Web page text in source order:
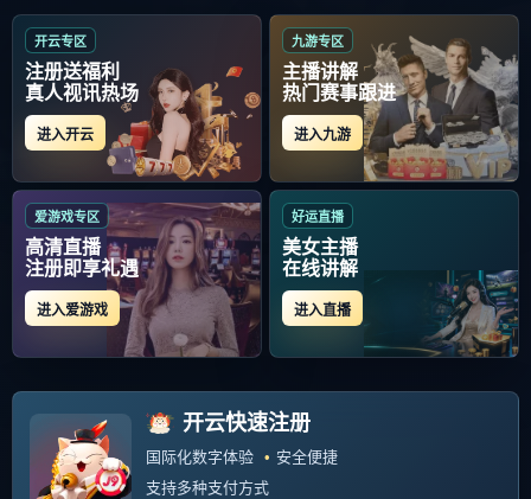
首页 包含"北京国安清晨绝杀压哨"标签的文章
北京国安清晨绝杀压哨，志在意
甲名次提升，态度坚定，轮换策
略成焦点的简单介绍-米兰体育
尤文02巴萨北京时间10月29日凌
晨400，20202021赛季欧冠G组
第二轮比赛的一场焦点大战开打
意甲豪门尤文在主场对战西甲的
巴。 且在莫斯科斯巴达夺冠赛季
是中场核心，在意甲桑普多利亚
也是主 帮助...
383 2026-01-16